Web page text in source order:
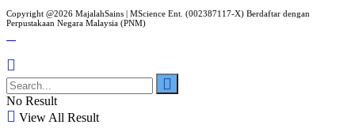
Copyright @2026 MajalahSains | MScience Ent. (002387117-X) Berdaftar dengan
Perpustakaan Negara Malaysia (PNM)
No Result
View All Result